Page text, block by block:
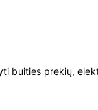
buities prekių,